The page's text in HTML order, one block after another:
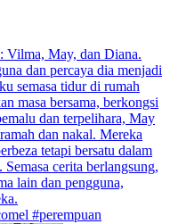
Vilma, May, dan Diana.
dan percaya dia menjadi
semasa tidur di rumah
masa bersama, berkongsi
dan terpelihara, May
dan nakal. Mereka
tetapi bersatu dalam
cerita berlangsung,
lain dan pengguna,
#perempuan